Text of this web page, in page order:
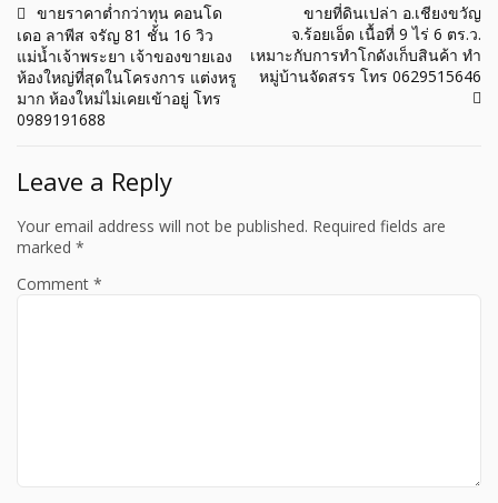
Post
navigation
ขายราคาต่ำกว่าทุน คอนโด
เดอ ลาพีส จรัญ 81 ชั้น 16 วิว
แม่น้ำเจ้าพระยา เจ้าของขายเอง
ห้องใหญ่ที่สุดในโครงการ แต่งหรู
มาก ห้องใหม่ไม่เคยเข้าอยู่ โทร
0989191688
ขายที่ดินเปล่า อ.เชียงขวัญ
จ.ร้อยเอ็ด เนื้อที่ 9 ไร่ 6 ตร.ว.
เหมาะกับการทำโกดังเก็บสินค้า ทำ
หมู่บ้านจัดสรร โทร 0629515646
Leave a Reply
Your email address will not be published. Required fields are
marked *
Comment *